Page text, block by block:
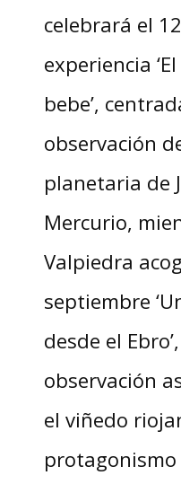
celebrará el
experiencia
bebe’,
observación
planetaria de
Mercurio,
Valpiedra
septiembre
desde el
observación
el viñedo